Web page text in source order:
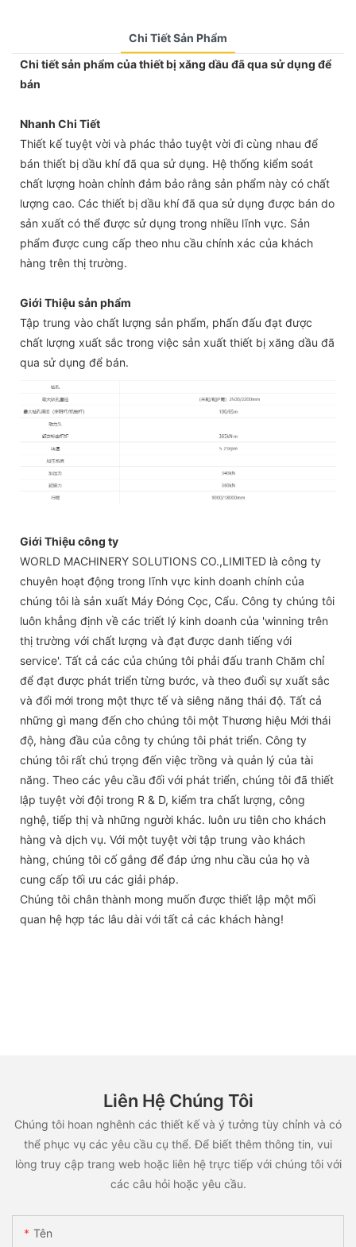
Chi Tiết Sản Phẩm
Chi tiết sản phẩm của thiết bị xăng dầu đã qua sử dụng để
bán
Nhanh Chi Tiết
Thiết kế tuyệt vời và phác thảo tuyệt vời đi cùng nhau để
bán thiết bị dầu khí đã qua sử dụng. Hệ thống kiểm soát
chất lượng hoàn chỉnh đảm bảo rằng sản phẩm này có chất
lượng cao. Các thiết bị dầu khí đã qua sử dụng được bán do
sản xuất có thể được sử dụng trong nhiều lĩnh vực. Sản
phẩm được cung cấp theo nhu cầu chính xác của khách
hàng trên thị trường.
Giới Thiệu sản phẩm
Tập trung vào chất lượng sản phẩm, phấn đấu đạt được
chất lượng xuất sắc trong việc sản xuất thiết bị xăng dầu đã
qua sử dụng để bán.
Giới Thiệu công ty
WORLD MACHINERY SOLUTIONS CO.,LIMITED là công ty
chuyên hoạt động trong lĩnh vực kinh doanh chính của
chúng tôi là sản xuất Máy Đóng Cọc, Cẩu. Công ty chúng tôi
luôn khẳng định về các triết lý kinh doanh của 'winning trên
thị trường với chất lượng và đạt được danh tiếng với
service'. Tất cả các của chúng tôi phải đấu tranh Chăm chỉ
để đạt được phát triển từng bước, và theo đuổi sự xuất sắc
và đổi mới trong một thực tế và siêng năng thái độ. Tất cả
những gì mang đến cho chúng tôi một Thương hiệu Mới thái
độ, hàng đầu của công ty chúng tôi phát triển. Công ty
chúng tôi rất chú trọng đến việc trồng và quản lý của tài
năng. Theo các yêu cầu đối với phát triển, chúng tôi đã thiết
lập tuyệt vời đội trong R & D, kiểm tra chất lượng, công
nghệ, tiếp thị và những người khác. luôn ưu tiên cho khách
hàng và dịch vụ. Với một tuyệt vời tập trung vào khách
hàng, chúng tôi cố gắng để đáp ứng nhu cầu của họ và
cung cấp tối ưu các giải pháp.
Chúng tôi chân thành mong muốn được thiết lập một mối
quan hệ hợp tác lâu dài với tất cả các khách hàng!
Liên Hệ Chúng Tôi
Chúng tôi hoan nghênh các thiết kế và ý tưởng tùy chỉnh và có
thể phục vụ các yêu cầu cụ thể. Để biết thêm thông tin, vui
lòng truy cập trang web hoặc liên hệ trực tiếp với chúng tôi với
các câu hỏi hoặc yêu cầu.
Tên